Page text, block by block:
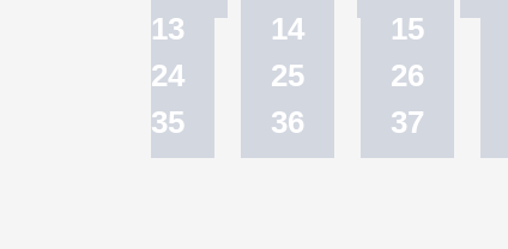
13
14 15
24
25 26
35
36 37